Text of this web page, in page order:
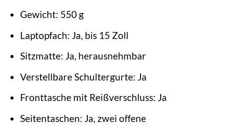
Gewicht: 550 g
Laptopfach: Ja, bis 15 Zoll
Sitzmatte: Ja, herausnehmbar
Verstellbare Schultergurte: Ja
Fronttasche mit Reißverschluss: Ja
Seitentaschen: Ja, zwei offene